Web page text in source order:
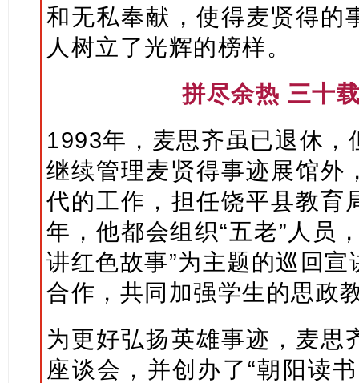
和无私奉献，使得麦贤得的
人树立了光辉的榜样。
拼尽余热 三十
1993年，麦思齐虽已退休
继续管理麦贤得事迹展馆外
代的工作，担任饶平县教育
年，他都会组织“五老”人员
讲红色故事”为主题的巡回
合作，共同加强学生的思政
为更好弘扬英雄事迹，麦思
座谈会，并创办了“朝阳读